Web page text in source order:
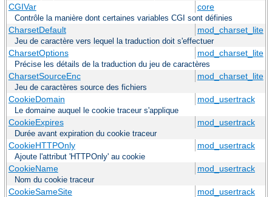
CGIVar core
Contrôle la manière dont certaines variables CGI sont définies
CharsetDefault mod_charset_lite
Jeu de caractère vers lequel la traduction doit s'effectuer
CharsetOptions mod_charset_lite
Précise les détails de la traduction du jeu de caractères
CharsetSourceEnc mod_charset_lite
Jeu de caractères source des fichiers
CookieDomain mod_usertrack
Le domaine auquel le cookie traceur s'applique
CookieExpires mod_usertrack
Durée avant expiration du cookie traceur
CookieHTTPOnly mod_usertrack
Ajoute l'attribut 'HTTPOnly' au cookie
CookieName mod_usertrack
Nom du cookie traceur
CookieSameSite mod_usertrack